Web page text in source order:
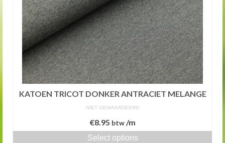
KATOEN TRICOT DONKER ANTRACIET MELANGE
NIET GEWAARDEERD
€8.95 btw/m
Select options